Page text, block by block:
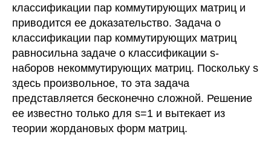
классификации пар коммутирующих матриц и
приводится ее доказательство. Задача о
классификации пар коммутирующих матриц
равносильна задаче о классификации s-
наборов некоммутирующих матриц. Поскольку s
здесь произвольное, то эта задача
представляется бесконечно сложной. Решение
ее известно только для s=1 и вытекает из
теории жордановых форм матриц.